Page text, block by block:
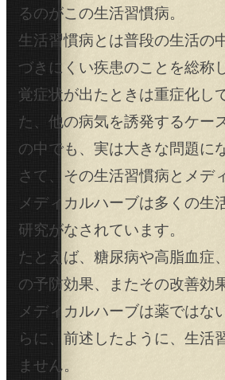
るのがこの生活習慣病。
生活習慣病とは普段の生活の
づきにくい疾患のことを総称
覚症状が出たときは重症化し
た、他の病気を誘発するケー
の中でも、実は大きな問題に
さて、その生活習慣病とメデ
メディカルハーブは多くの生
研究がなされています。
たとえば、糖尿病や高脂血症
の予防効果、またその改善効
メディカルハーブは薬ではな
らに、前述したように、生活
ません。